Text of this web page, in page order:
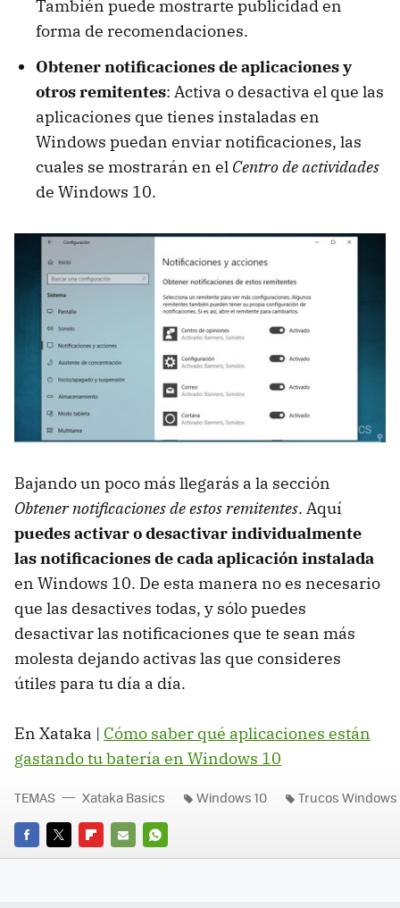
También puede mostrarte publicidad en
forma de recomendaciones.
Obtener notificaciones de aplicaciones y
otros remitentes: Activa o desactiva el que las
aplicaciones que tienes instaladas en
Windows puedan enviar notificaciones, las
cuales se mostrarán en el Centro de actividades
de Windows 10.
Bajando un poco más llegarás a la sección
Obtener notificaciones de estos remitentes. Aquí
puedes activar o desactivar individualmente
las notificaciones de cada aplicación instalada
en Windows 10. De esta manera no es necesario
que las desactives todas, y sólo puedes
desactivar las notificaciones que te sean más
molesta dejando activas las que consideres
útiles para tu día a día.
En Xataka | Cómo saber qué aplicaciones están
gastando tu batería en Windows 10
FACEBOOK
TWITTERFLIPBOARD
E-
WHATSAPP
TEMAS Xataka Basics Windows 10 Trucos Windows